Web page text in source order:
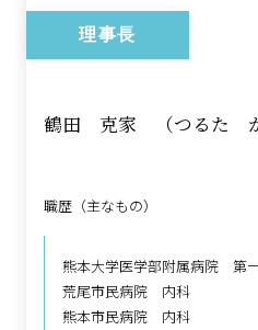
理事長
鶴田 克家 （つるた か
職歴（主なもの）
熊本大学医学部附属病院 第
荒尾市民病院 内科
熊本市民病院 内科